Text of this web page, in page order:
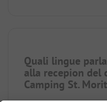
Quali lingue
alla recepion del
Camping St.